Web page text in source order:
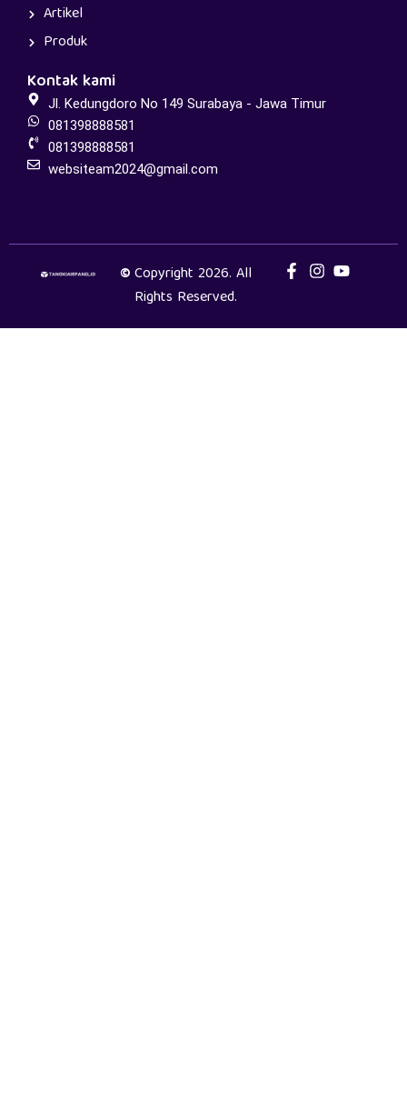
Artikel
Produk
Kontak kami
Jl. Kedungdoro No 149 Surabaya - Jawa Timur
081398888581
081398888581
websiteam2024@gmail.com
©Copyright 2026. All
Rights Reserved.